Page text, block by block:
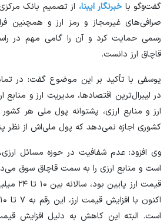
گفت‌و‌گو با خبرنگار ایبنا، از تصمیم بانک
صرافی‌های غیرمجاز و رمز ارز و همچنین
رسمی حمایت کرد و آن را گامی مهم در
قاچاق ارز دانست.
یوسفی با تأکید بر این موضوع گفت: در
در لیبرال‌ترین اقتصادها، مدیریت ارز و
ارز و منابع ارزی، پشتوانه پول ملی هر
کشوری اجازه نمی‌دهد که پول ملی‌اش از نظر
وی افزود: عدم شفافیت در حوزه مسائل
است و منابع ارزی را به سمت قاچاق سوق
قیمت ارز
است. البته این کاهش به دلیل افزایش